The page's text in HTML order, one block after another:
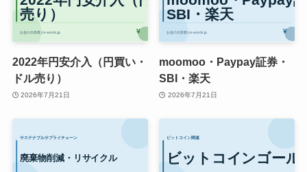
2022年円安介入（円買い・
ドル売り）
2026年7月21日
moomoo・Paypay証券・
SBI・楽天
2026年7月21日